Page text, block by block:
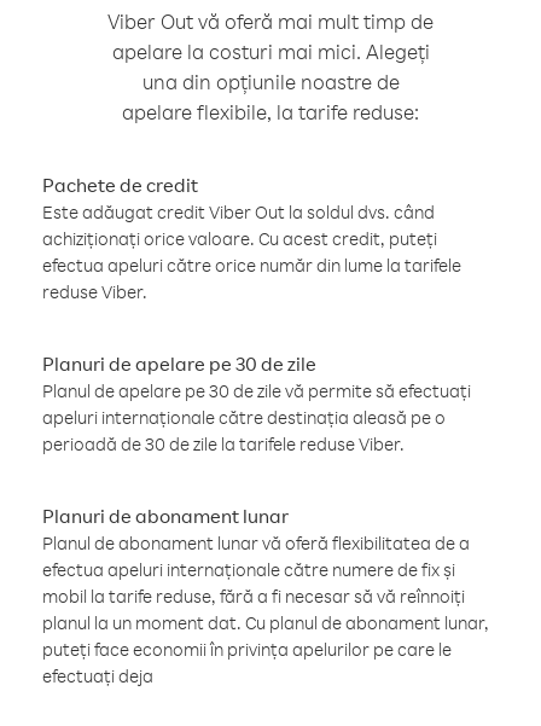
Viber Out vă oferă mai mult timp de
apelare la costuri mai mici. Alegeți
una din opțiunile noastre de
apelare flexibile, la tarife reduse:
Pachete de credit
Este adăugat credit Viber Out la soldul dvs. când
achiziționați orice valoare. Cu acest credit, puteți
efectua apeluri către orice număr din lume la tarifele
reduse Viber.
Planuri de apelare pe 30 de zile
Planul de apelare pe 30 de zile vă permite să efectuați
apeluri internaționale către destinația aleasă pe o
perioadă de 30 de zile la tarifele reduse Viber.
Planuri de abonament lunar
Planul de abonament lunar vă oferă flexibilitatea de a
efectua apeluri internaționale către numere de fix și
mobil la tarife reduse, fără a fi necesar să vă reînnoiți
planul la un moment dat. Cu planul de abonament lunar,
puteți face economii în privința apelurilor pe care le
efectuați deja